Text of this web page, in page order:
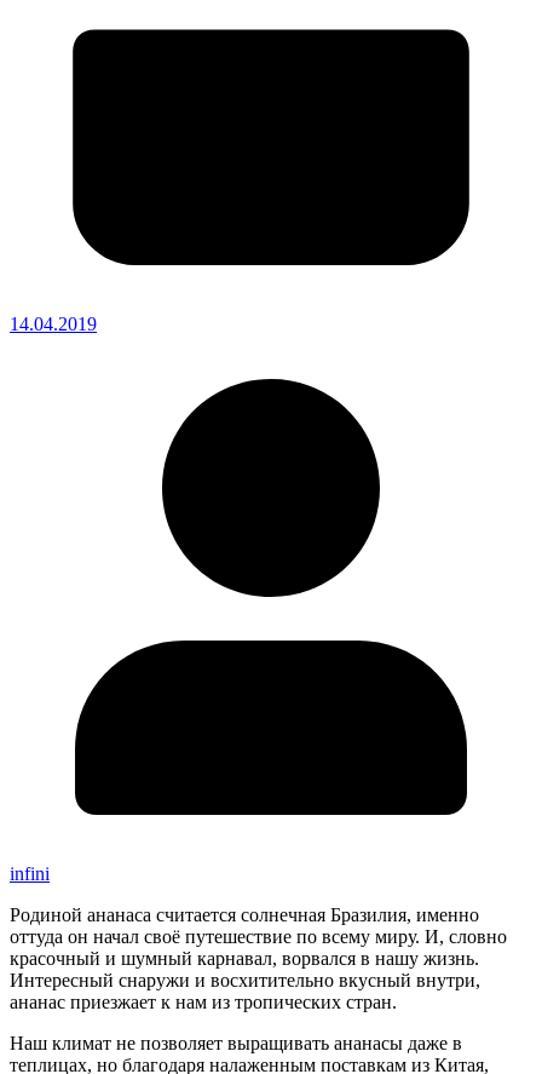
14.04.2019
infini
Родиной ананаса считается солнечная Бразилия, именно
оттуда он начал своё путешествие по всему миру. И, словно
красочный и шумный карнавал, ворвался в нашу жизнь.
Интересный снаружи и восхитительно вкусный внутри,
ананас приезжает к нам из тропических стран.
Наш климат не позволяет выращивать ананасы даже в
теплицах, но благодаря налаженным поставкам из Китая,